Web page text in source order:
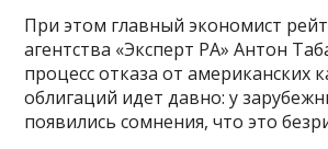
При этом главный экономист
агентства «Эксперт РА» Антон
процесс отказа от американских
облигаций идет давно: у
появились сомнения, что это